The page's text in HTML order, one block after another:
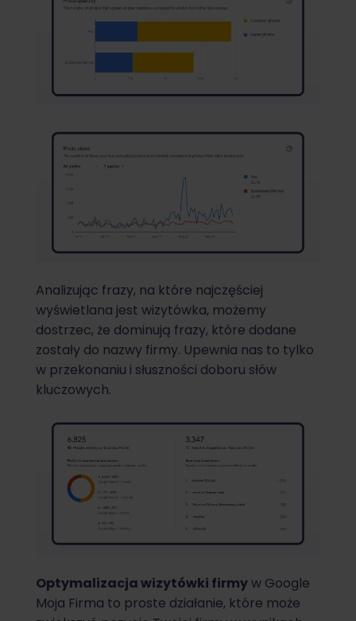
Analizując frazy, na które najczęściej
wyświetlana jest wizytówka, możemy
dostrzec, że dominują frazy, które dodane
zostały do nazwy firmy. Upewnia nas to tylko
w przekonaniu i słuszności doboru słów
kluczowych.
Optymalizacja wizytówki firmyw Google
Moja Firma to proste działanie, które może